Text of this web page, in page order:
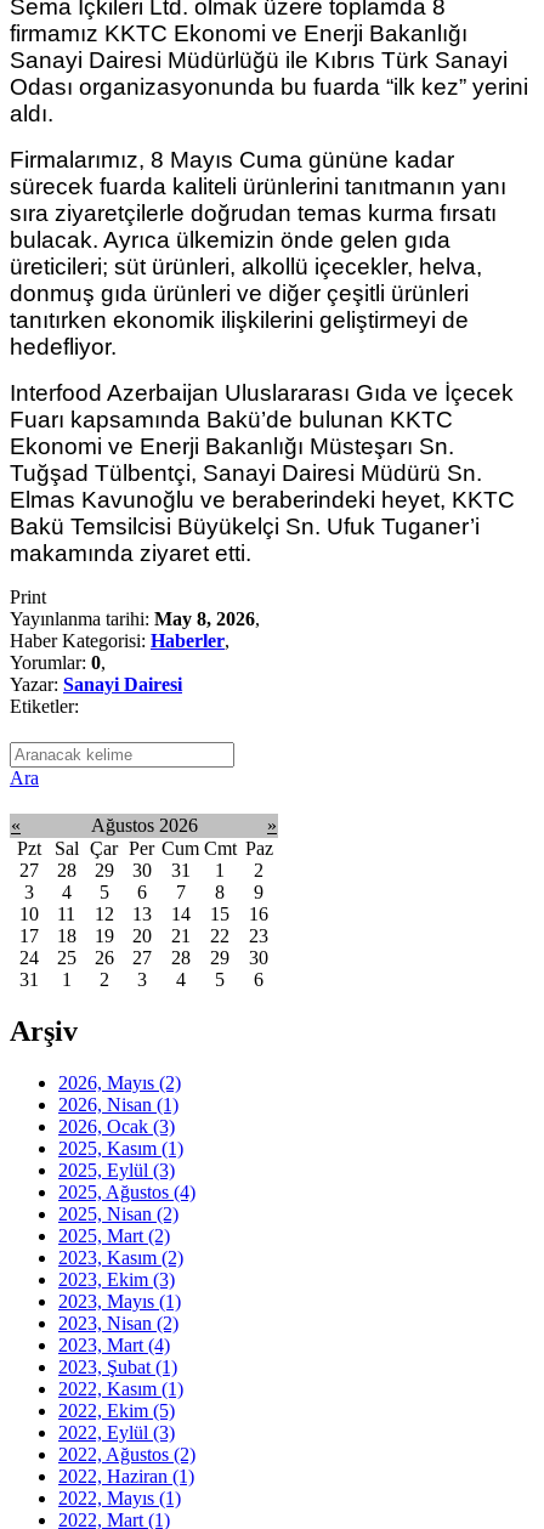
Sema İçkileri Ltd. olmak üzere toplamda 8
firmamız KKTC Ekonomi ve Enerji Bakanlığı
Sanayi Dairesi Müdürlüğü ile Kıbrıs Türk Sanayi
Odası organizasyonunda bu fuarda “ilk kez” yerini
aldı.
Firmalarımız, 8 Mayıs Cuma gününe kadar
sürecek fuarda kaliteli ürünlerini tanıtmanın yanı
sıra ziyaretçilerle doğrudan temas kurma fırsatı
bulacak. Ayrıca ülkemizin önde gelen gıda
üreticileri; süt ürünleri, alkollü içecekler, helva,
donmuş gıda ürünleri ve diğer çeşitli ürünleri
tanıtırken ekonomik ilişkilerini geliştirmeyi de
hedefliyor.
Interfood Azerbaijan Uluslararası Gıda ve İçecek
Fuarı kapsamında Bakü’de bulunan KKTC
Ekonomi ve Enerji Bakanlığı Müsteşarı Sn.
Tuğşad Tülbentçi, Sanayi Dairesi Müdürü Sn.
Elmas Kavunoğlu ve beraberindeki heyet, KKTC
Bakü Temsilcisi Büyükelçi Sn. Ufuk Tuganer’i
makamında ziyaret etti.
Print
Yayınlanma tarihi: May 8, 2026,
Haber Kategorisi: Haberler,
Yorumlar: 0,
Yazar: Sanayi Dairesi
Etiketler:
Ara
« Ağustos 2026
»
Pzt
Sal Çar Per Cum Cmt Paz
27
28 29 30 31 1
2
3
4 5 6 7 8
9
10
11 12 13 14 15
16
17
18 19 20 21 22
23
24
25 26 27 28 29
30
31
1 2 3 4 5 6
Arşiv
2026, Mayıs (2)
2026, Nisan (1)
2026, Ocak (3)
2025, Kasım (1)
2025, Eylül (3)
2025, Ağustos (4)
2025, Nisan (2)
2025, Mart (2)
2023, Kasım (2)
2023, Ekim (3)
2023, Mayıs (1)
2023, Nisan (2)
2023, Mart (4)
2023, Şubat (1)
2022, Kasım (1)
2022, Ekim (5)
2022, Eylül (3)
2022, Ağustos (2)
2022, Haziran (1)
2022, Mayıs (1)
2022, Mart (1)